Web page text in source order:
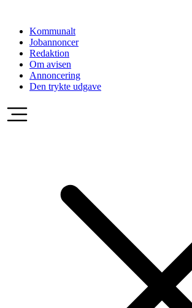
indholdKommunalt
Jobannoncer
Redaktion
Om avisen
Annoncering
Den trykte udgave